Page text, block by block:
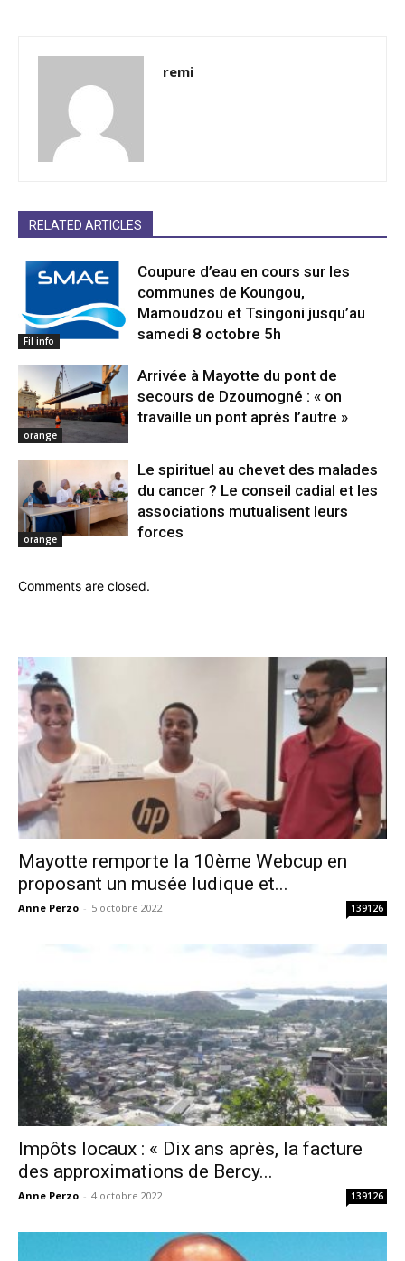
remi
RELATED ARTICLES
Fil info
Coupure d’eau en cours sur les
communes de Koungou,
Mamoudzou et Tsingoni jusqu’au
samedi 8 octobre 5h
orange
Arrivée à Mayotte du pont de
secours de Dzoumogné : « on
travaille un pont après l’autre »
orange
Le spirituel au chevet des malades
du cancer ? Le conseil cadial et les
associations mutualisent leurs
forces
Comments are closed.
Mayotte remporte la 10ème Webcup en
proposant un musée ludique et...
Anne Perzo - 5 octobre 2022 139126
Impôts locaux : « Dix ans après, la facture
des approximations de Bercy...
Anne Perzo - 4 octobre 2022 139126